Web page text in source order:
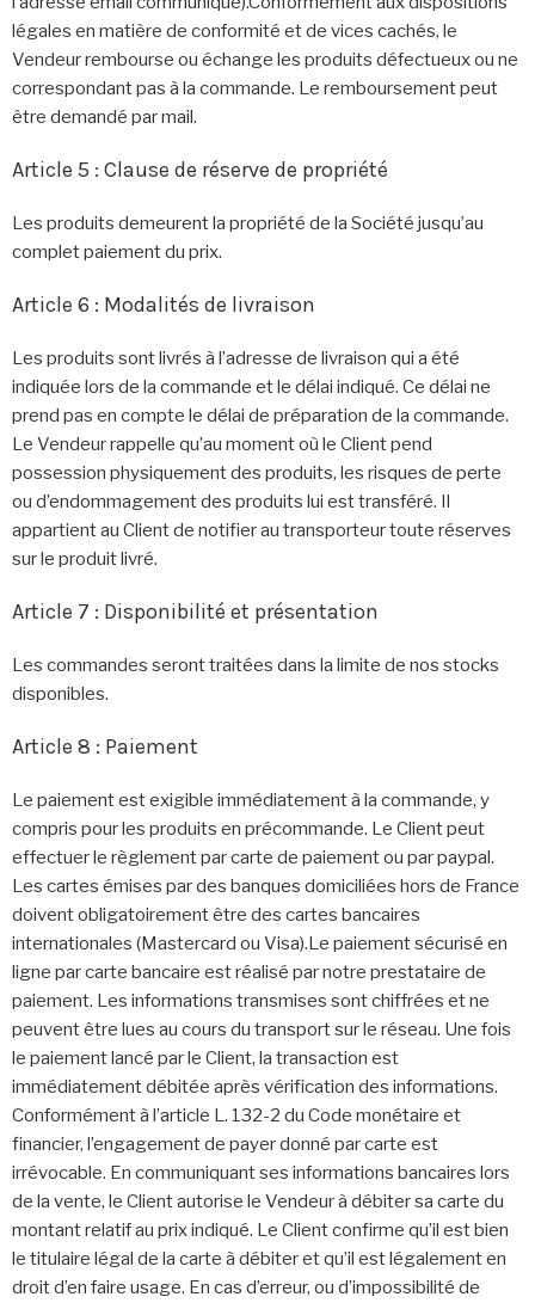
légales en matière de conformité et de vices cachés, le
Vendeur rembourse ou échange les produits défectueux ou ne
correspondant pas à la commande. Le remboursement peut
être demandé par mail.
Article 5 : Clause de réserve de propriété
Les produits demeurent la propriété de la Société jusqu’au
complet paiement du prix.
Article 6 : Modalités de livraison
Les produits sont livrés à l’adresse de livraison qui a été
indiquée lors de la commande et le délai indiqué. Ce délai ne
prend pas en compte le délai de préparation de la commande.
Le Vendeur rappelle qu’au moment où le Client pend
possession physiquement des produits, les risques de perte
ou d’endommagement des produits lui est transféré. Il
appartient au Client de notifier au transporteur toute réserves
sur le produit livré.
Article 7 : Disponibilité et présentation
Les commandes seront traitées dans la limite de nos stocks
disponibles.
Article 8 : Paiement
Le paiement est exigible immédiatement à la commande, y
compris pour les produits en précommande. Le Client peut
effectuer le règlement par carte de paiement ou par paypal.
Les cartes émises par des banques domiciliées hors de France
doivent obligatoirement être des cartes bancaires
internationales (Mastercard ou Visa).Le paiement sécurisé en
ligne par carte bancaire est réalisé par notre prestataire de
paiement. Les informations transmises sont chiffrées et ne
peuvent être lues au cours du transport sur le réseau. Une fois
le paiement lancé par le Client, la transaction est
immédiatement débitée après vérification des informations.
Conformément à l’article L. 132-2 du Code monétaire et
financier, l’engagement de payer donné par carte est
irrévocable. En communiquant ses informations bancaires lors
de la vente, le Client autorise le Vendeur à débiter sa carte du
montant relatif au prix indiqué. Le Client confirme qu’il est bien
le titulaire légal de la carte à débiter et qu’il est légalement en
droit d’en faire usage. En cas d’erreur, ou d’impossibilité de